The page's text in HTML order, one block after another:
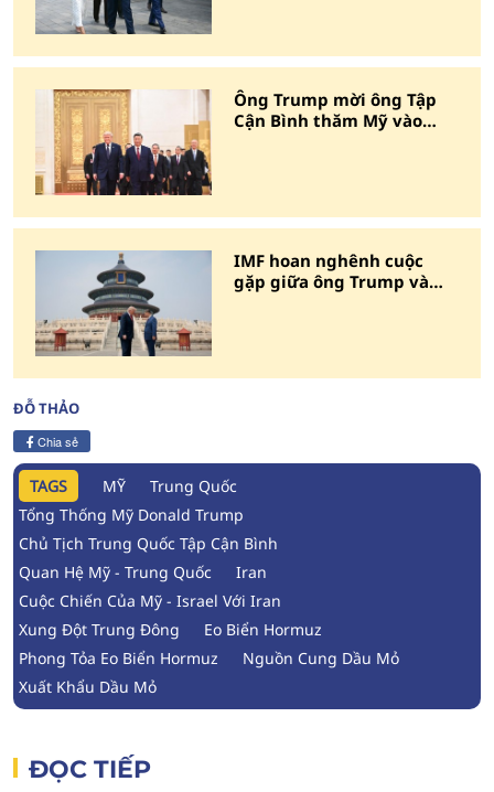
Ông Trump mời ông Tập
Cận Bình thăm Mỹ vào
IMF hoan nghênh cuộc
gặp giữa ông Trump và
ĐỖ THẢO
Chia sẻ
TAGS MỸ
Trung Quốc
Tổng Thống Mỹ Donald Trump
Chủ Tịch Trung Quốc Tập Cận Bình
Quan Hệ Mỹ - Trung Quốc
Iran
Cuộc Chiến Của Mỹ - Israel Với Iran
Xung Đột Trung Đông
Eo Biển Hormuz
Phong Tỏa Eo Biển Hormuz
Nguồn Cung Dầu Mỏ
Xuất Khẩu Dầu Mỏ
ĐỌC TIẾP